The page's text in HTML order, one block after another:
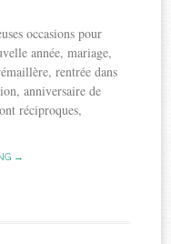
occasions pour
année, mariage,
rentrée dans
anniversaire de
réciproques,
→